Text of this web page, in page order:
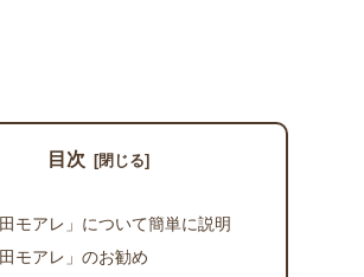
目次
田モアレ」について簡単に説明
田モアレ」のお勧め